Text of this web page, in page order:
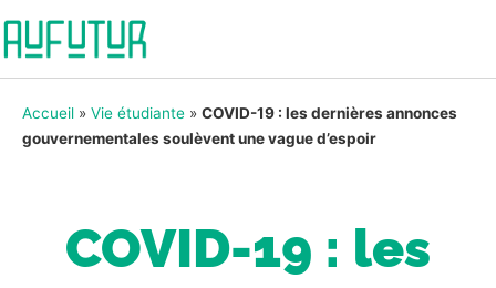
Accueil » Vie étudiante » COVID-19 : les dernières annonces
gouvernementales soulèvent une vague d’espoir
COVID-19 : les